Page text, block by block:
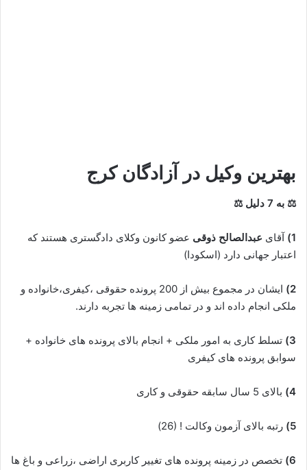
بهترین وکیل در آزادگان کرج
⚖ به 7 دلیل ⚖
1) آقای عبدالصالح ذوقی عضو کانون وکلای دادگستری هستند که
اعتبار جهانی دارد (اسکودا)
2)
ایشان در مجموع بیش از 200 پرونده حقوقی ،کیفری،خانواده و
ملکی انجام داده اند و در تمامی زمینه ها تجربه دارند.
3) تسلط کاری به امور ملکی + انجام بالای پرونده های خانواده +
سوابق پرونده های کیفری
4) بالای 5 سال سابقه حقوقی و کاری
5) رتبه بالای آزمون وکالت ! (26)
6) تخصص در زمینه پرونده های تغییر کاربری اراضی ،زراعی و باغ ها